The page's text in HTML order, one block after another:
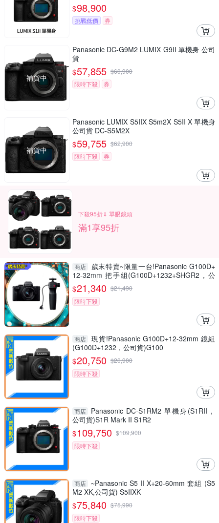
$98,900
挑戰低價 券
補貨中
Panasonic DC-G9M2 LUMIX G9II 單機身 公司
貨
$57,855 $60,900
限時下殺
券
補貨中
Panasonic LUMIX S5IIX S5m2X S5II X 單機身
公司貨 DC-S5M2X
$59,755 $62,900
限時下殺
券
下殺95折⇓ 單眼鏡頭
滿1享95折
商店
歲末特賣~限量一台!Panasonic G100D+
12-32mm 把手組(G100D+1232+SHGR2，公
司貨)
$21,340 $21,490
限時下殺
商店
現貨!Panasonic G100D+12-32mm 鏡組
(G100D+1232，公司貨)G100
$20,750 $20,900
限時下殺
商店
Panasonic DC-S1RM2 單機身(S1RII，
公司貨)S1R Mark II S1R2
$109,750 $109,900
限時下殺
商店
~Panasonic S5 II X+20-60mm 套組 (S5
M2 XK,公司貨) S5IIXK
$75,840 $75,990
限時下殺